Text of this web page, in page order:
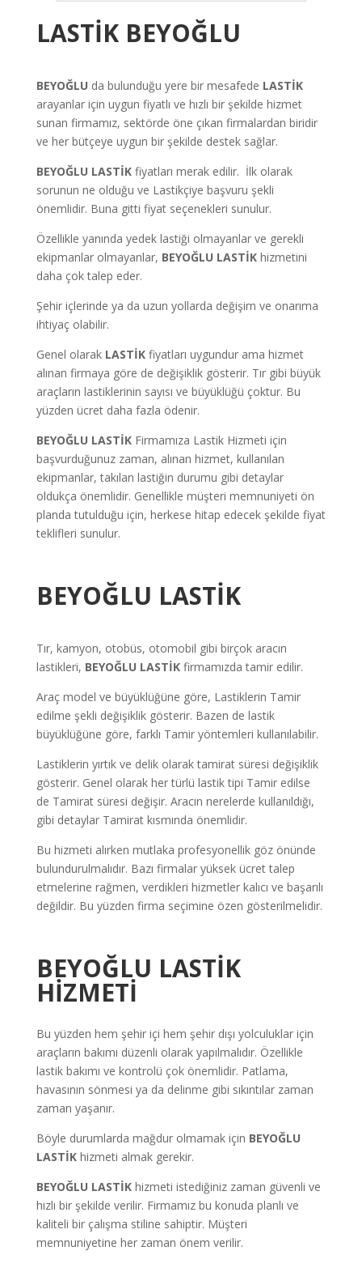
LASTİK BEYOĞLU
BEYOĞLU da bulunduğu yere bir mesafede LASTİK
arayanlar için uygun fiyatlı ve hızlı bir şekilde hizmet
sunan firmamız, sektörde öne çıkan firmalardan biridir
ve her bütçeye uygun bir şekilde destek sağlar.
BEYOĞLU LASTİK fiyatları merak edilir. İlk olarak
sorunun ne olduğu ve Lastikçiye başvuru şekli
önemlidir. Buna gitti fiyat seçenekleri sunulur.
Özellikle yanında yedek lastiği olmayanlar ve gerekli
ekipmanlar olmayanlar, BEYOĞLU LASTİK hizmetini
daha çok talep eder.
Şehir içlerinde ya da uzun yollarda değişim ve onarıma
ihtiyaç olabilir.
Genel olarak LASTİK fiyatları uygundur ama hizmet
alınan firmaya göre de değişiklik gösterir. Tır gibi büyük
araçların lastiklerinin sayısı ve büyüklüğü çoktur. Bu
yüzden ücret daha fazla ödenir.
BEYOĞLU LASTİK Firmamıza Lastik Hizmeti için
başvurduğunuz zaman, alınan hizmet, kullanılan
ekipmanlar, takılan lastiğin durumu gibi detaylar
oldukça önemlidir. Genellikle müşteri memnuniyeti ön
planda tutulduğu için, herkese hitap edecek şekilde fiyat
teklifleri sunulur.
BEYOĞLU LASTİK
Tır, kamyon, otobüs, otomobil gibi birçok aracın
lastikleri, BEYOĞLU LASTİK firmamızda tamir edilir.
Araç model ve büyüklüğüne göre, Lastiklerin Tamir
edilme şekli değişiklik gösterir. Bazen de lastik
büyüklüğüne göre, farklı Tamir yöntemleri kullanılabilir.
Lastiklerin yırtık ve delik olarak tamirat süresi değişiklik
gösterir. Genel olarak her türlü lastik tipi Tamir edilse
de Tamirat süresi değişir. Aracın nerelerde kullanıldığı,
gibi detaylar Tamirat kısmında önemlidir.
Bu hizmeti alırken mutlaka profesyonellik göz önünde
bulundurulmalıdır. Bazı firmalar yüksek ücret talep
etmelerine rağmen, verdikleri hizmetler kalıcı ve başarılı
değildir. Bu yüzden firma seçimine özen gösterilmelidir.
BEYOĞLU LASTİK
HİZMETİ
Bu yüzden hem şehir içi hem şehir dışı yolculuklar için
araçların bakımı düzenli olarak yapılmalıdır. Özellikle
lastik bakımı ve kontrolü çok önemlidir. Patlama,
havasının sönmesi ya da delinme gibi sıkıntılar zaman
zaman yaşanır.
Böyle durumlarda mağdur olmamak için BEYOĞLU
LASTİK hizmeti almak gerekir.
BEYOĞLU LASTİK hizmeti istediğiniz zaman güvenli ve
hızlı bir şekilde verilir. Firmamız bu konuda planlı ve
kaliteli bir çalışma stiline sahiptir. Müşteri
memnuniyetine her zaman önem verilir.